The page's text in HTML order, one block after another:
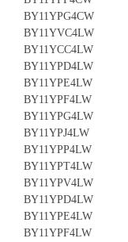
BY11YPG4CW
BY11YVC4LW
BY11YCC4LW
BY11YPD4LW
BY11YPE4LW
BY11YPF4LW
BY11YPG4LW
BY11YPJ4LW
BY11YPP4LW
BY11YPT4LW
BY11YPV4LW
BY11YPD4LW
BY11YPE4LW
BY11YPF4LW